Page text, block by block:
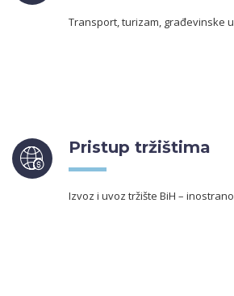
Transport, turizam, građevinske
Pristup tržištima
Izvoz i uvoz tržište BiH –